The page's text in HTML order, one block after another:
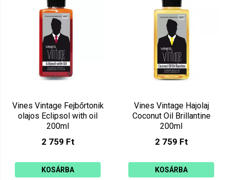
Vines Vintage Fejbőrtonik
olajos Eclipsol with oil
200ml
2 759 Ft
KOSÁRBA
Vines Vintage Hajolaj
Coconut Oil Brillantine
200ml
2 759 Ft
KOSÁRBA